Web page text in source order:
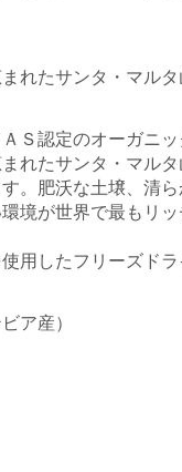
れたサンタ・マル
Ｓ認定のオーガニッ
れたサンタ・マル
。肥沃な土壌、清
境が世界で最もリ
用したフリーズド
ア産）